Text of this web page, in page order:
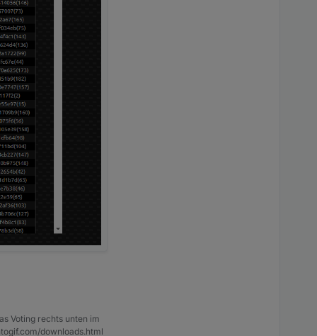
Voting rechts unten im
downloads.html